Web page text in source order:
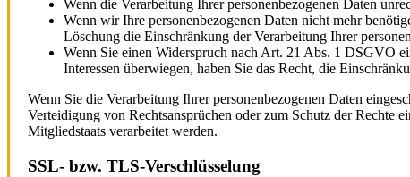
Wenn die Verarbeitung Ihrer personenbezogenen Daten
Wenn wir Ihre personenbezogenen Daten nicht mehr
Löschung die Einschränkung der Verarbeitung Ihrer
Wenn Sie einen Widerspruch nach Art. 21 Abs. 1 DSGVO
Interessen überwiegen, haben Sie das Recht, die
Wenn Sie die Verarbeitung Ihrer personenbezogenen Daten
Verteidigung von Rechtsansprüchen oder zum Schutz der Rechte
Mitgliedstaats verarbeitet werden.
SSL- bzw. TLS-Verschlüsselung